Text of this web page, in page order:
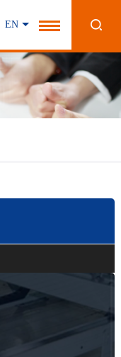
EN